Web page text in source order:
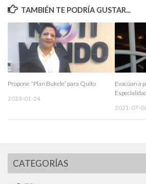
TAMBIÉN TE PODRÍA GUSTAR...
Propone “Plan Bukele” para Quito
2023-01-24
Evacúan a
2021-07-
CATEGORÍAS